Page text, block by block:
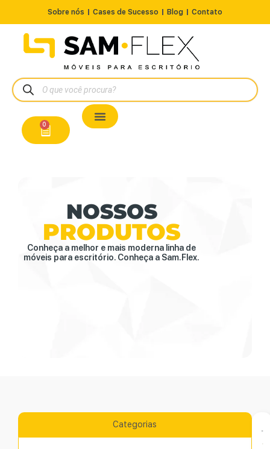
Sobre nós Cases de Sucesso Blog Contato
0
NOSSOS
PRODUTOS
Conheça a melhor e mais moderna linha de
móveis para escritório. Conheça a Sam.Flex.
Categorias